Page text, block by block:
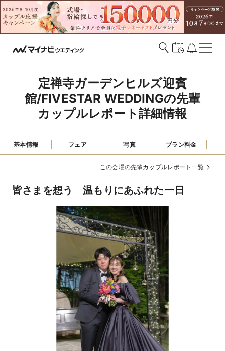
定禅寺ガーデンヒルズ迎賓
館/FIVESTAR WEDDINGの先輩
カップルレポート詳細情報
基本情報 フェア 写真 プラン料金
この会場の先輩カップルレポート一覧
皆さまを想う 温もりにあふれた一日